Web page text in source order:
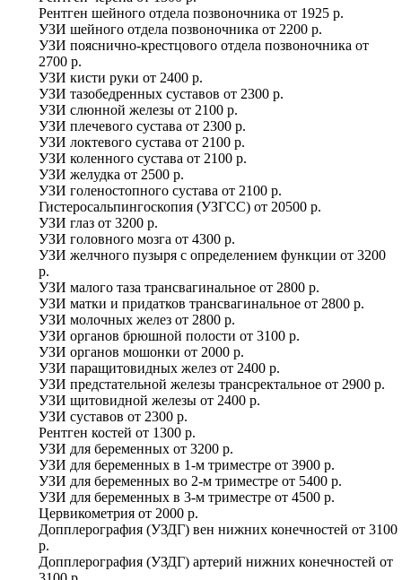
Рентген шейного отдела позвоночника от 1925 р.
УЗИ шейного отдела позвоночника от 2200 р.
УЗИ пояснично-крестцового отдела позвоночника от
2700 р.
УЗИ кисти руки от 2400 р.
УЗИ тазобедренных суставов от 2300 р.
УЗИ слюнной железы от 2100 р.
УЗИ плечевого сустава от 2300 р.
УЗИ локтевого сустава от 2100 р.
УЗИ коленного сустава от 2100 р.
УЗИ желудка от 2500 р.
УЗИ голеностопного сустава от 2100 р.
Гистеросальпингоскопия (УЗГСС) от 20500 р.
УЗИ глаз от 3200 р.
УЗИ головного мозга от 4300 р.
УЗИ желчного пузыря с определением функции от 3200
р.
УЗИ малого таза трансвагинальное от 2800 р.
УЗИ матки и придатков трансвагинальное от 2800 р.
УЗИ молочных желез от 2800 р.
УЗИ органов брюшной полости от 3100 р.
УЗИ органов мошонки от 2000 р.
УЗИ паращитовидных желез от 2400 р.
УЗИ предстательной железы трансректальное от 2900 р.
УЗИ щитовидной железы от 2400 р.
УЗИ суставов от 2300 р.
Рентген костей от 1300 р.
УЗИ для беременных от 3200 р.
УЗИ для беременных в 1-м триместре от 3900 р.
УЗИ для беременных во 2-м триместре от 5400 р.
УЗИ для беременных в 3-м триместре от 4500 р.
Цервикометрия от 2000 р.
Допплерография (УЗДГ) вен нижних конечностей от 3100
р.
Допплерография (УЗДГ) артерий нижних конечностей от